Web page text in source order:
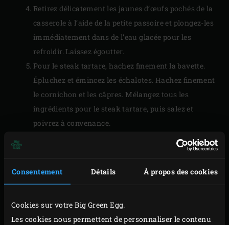
Consentement Détails À propos des cookies
Cookies sur votre Big Green Egg.
Les cookies nous permettent de personnaliser le contenu
Retirez délicatement les jaunes d’œufs pochés de la
casserole à l’aide de la petite passoire et plongez-les
immédiatement dans de l’eau glacée pour les
refroidir. Laissez égoutter.
Pour le steak tartare, hachez finement la bavette.
Épluchez et émincez les échalotes. Hachez finement
le cornichon et les câpres. Mélangez tous les
ingrédients pour le steak tartare, puis salez et
poivrez à convenance.
Placez un anneau de cuisson rond (Ø 3 cm) sur la
d’environ 40 grammes de steak tartare. Pressez la
tartares. Pour la garniture, épluchez l’oignon et